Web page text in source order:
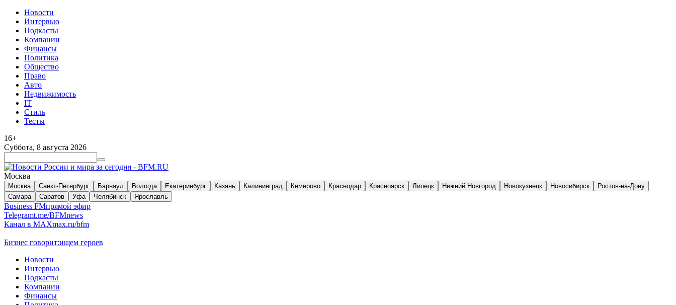
Новости
Интервью
Подкасты
Компании
Финансы
Политика
Общество
Право
Авто
Недвижимость
IT
Стиль
Тесты
16+
Суббота, 8 августа 2026
Москва
Москва Санкт-Петербург Барнаул Вологда Екатеринбург Казань Калининград Кемерово Краснодар Красноярск Липецк Нижний Новгород Новокузнецк Новосибирск
Ростов-на-Дону
Самара
Саратов Уфа Челябинск Ярославль
Business FMпрямой эфир
Telegramt.me/BFMnews
Канал в MAXmax.ru/bfm
Бизнес говорит:ищем героев
Новости
Интервью
Подкасты
Компании
Финансы